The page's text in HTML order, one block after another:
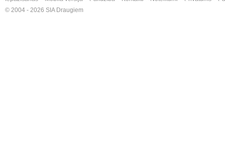
© 2004 - 2026 SIA Draugiem